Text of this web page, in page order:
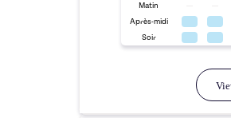
Matin
Après-midi
Soir